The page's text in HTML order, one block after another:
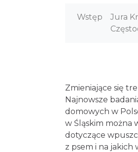
Wstęp
Jura
Zmieniające się
Najnowsze
domowych w
w Śląskim można
dotyczące
z psem i na